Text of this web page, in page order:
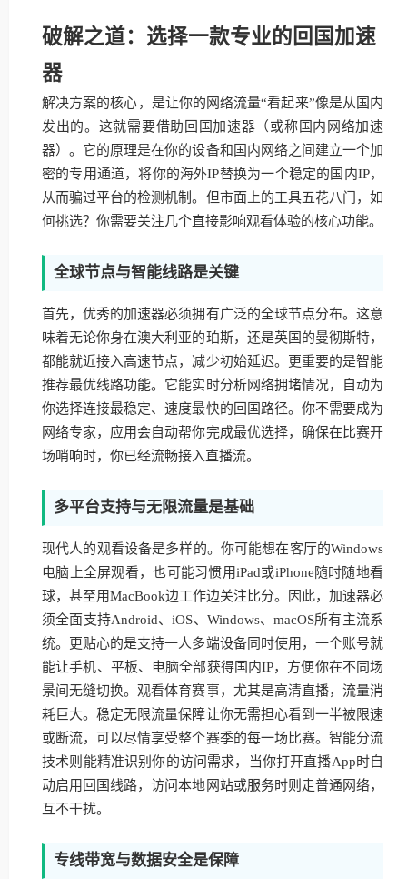
破解之道：选择一款专业的回国加速
器
解决方案的核心，是让你的网络流量“看起来”像是从国内
发出的。这就需要借助回国加速器（或称国内网络加速
器）。它的原理是在你的设备和国内网络之间建立一个加
密的专用通道，将你的海外IP替换为一个稳定的国内IP，
从而骗过平台的检测机制。但市面上的工具五花八门，如
何挑选？你需要关注几个直接影响观看体验的核心功能。
全球节点与智能线路是关键
首先，优秀的加速器必须拥有广泛的全球节点分布。这意
味着无论你身在澳大利亚的珀斯，还是英国的曼彻斯特，
都能就近接入高速节点，减少初始延迟。更重要的是智能
推荐最优线路功能。它能实时分析网络拥堵情况，自动为
你选择连接最稳定、速度最快的回国路径。你不需要成为
网络专家，应用会自动帮你完成最优选择，确保在比赛开
场哨响时，你已经流畅接入直播流。
多平台支持与无限流量是基础
现代人的观看设备是多样的。你可能想在客厅的Windows
电脑上全屏观看，也可能习惯用iPad或iPhone随时随地看
球，甚至用MacBook边工作边关注比分。因此，加速器必
须全面支持Android、iOS、Windows、macOS所有主流系
统。更贴心的是支持一人多端设备同时使用，一个账号就
能让手机、平板、电脑全部获得国内IP，方便你在不同场
景间无缝切换。观看体育赛事，尤其是高清直播，流量消
耗巨大。稳定无限流量保障让你无需担心看到一半被限速
或断流，可以尽情享受整个赛季的每一场比赛。智能分流
技术则能精准识别你的访问需求，当你打开直播App时自
动启用回国线路，访问本地网站或服务时则走普通网络，
互不干扰。
专线带宽与数据安全是保障